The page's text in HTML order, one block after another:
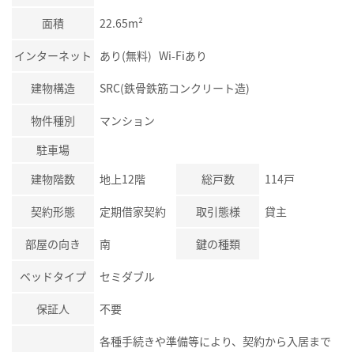
面積 22.65m²
インターネット あり(無料) Wi-Fiあり
建物構造 SRC(鉄骨鉄筋コンクリート造)
物件種別
マンション
駐車場
建物階数
地上12階 総戸数 114戸
契約形態 定期借家契約 取引態様 貸主
部屋の向き 南 鍵の種類
ベッドタイプ セミダブル
保証人 不要
各種手続きや準備等により、契約から入居まで